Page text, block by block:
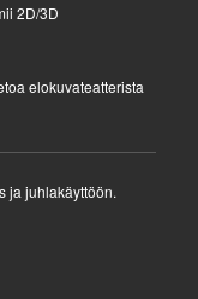
2D/3D
elokuvateatterista
ja juhlakäyttöön.